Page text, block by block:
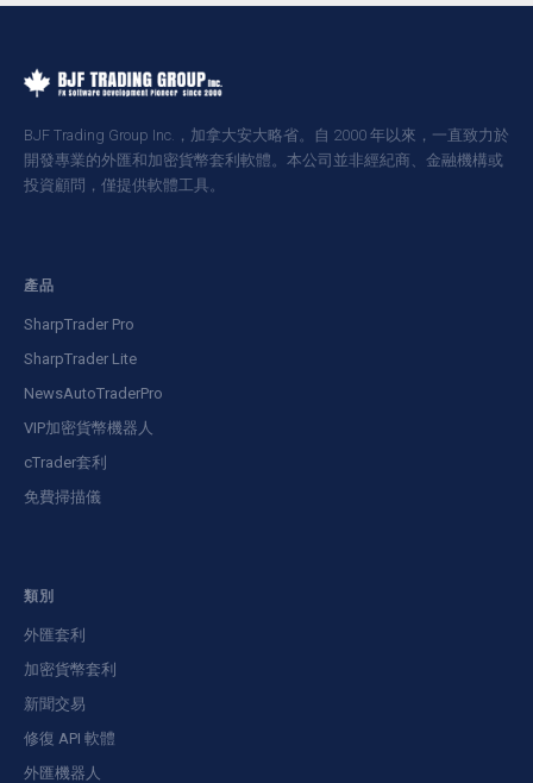
BJF Trading Group Inc.，加拿大安大略省。自 2000 年以來，一直致力於
開發專業的外匯和加密貨幣套利軟體。本公司並非經紀商、金融機構或
投資顧問，僅提供軟體工具。
產品
SharpTrader Pro
SharpTrader Lite
NewsAutoTraderPro
VIP加密貨幣機器人
cTrader套利
免費掃描儀
類別
外匯套利
加密貨幣套利
新聞交易
修復 API 軟體
外匯機器人